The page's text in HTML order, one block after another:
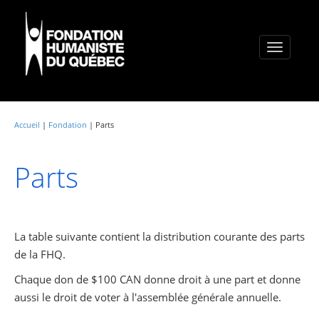
Toggle
Accueil | Fondation | Parts
Parts
La table suivante contient la distribution courante des parts
de la FHQ.
Chaque don de $100 CAN donne droit à une part et donne
aussi le droit de voter à l'assemblée générale annuelle.